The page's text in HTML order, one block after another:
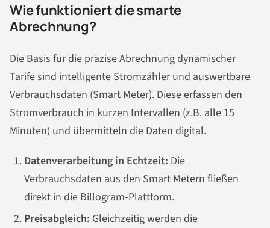
Wie funktioniert die smarte
Abrechnung?
Die Basis für die präzise Abrechnung dynamischer
Tarife sind intelligente Stromzähler und auswertbare
Verbrauchsdaten (Smart Meter). Diese erfassen den
Stromverbrauch in kurzen Intervallen (z.B. alle 15
Minuten) und übermitteln die Daten digital.
Datenverarbeitung in Echtzeit: Die
Verbrauchsdaten aus den Smart Metern fließen
direkt in die Billogram-Plattform.
Preisabgleich: Gleichzeitig werden die